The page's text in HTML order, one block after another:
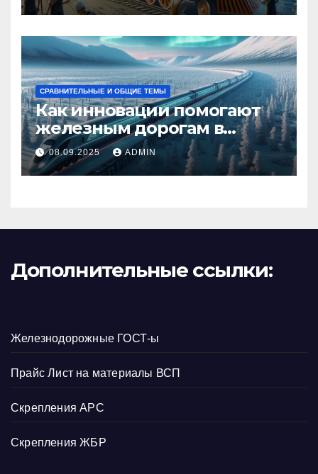
СРАВНИТЕЛЬНЫЕ И ОБЩИЕ ТЕМЫ
Как инновации помогают
железным дорогам в
условиях Арктики
08.09.2025 ADMIN
Дополнительные ссылки:
Железнодорожные ГОСТ-ы
Прайс Лист на материалы ВСП
Скрепления АРС
Скрепления ЖБР